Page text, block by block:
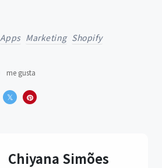
Apps Marketing Shopify
me gusta
Chiyana Simões